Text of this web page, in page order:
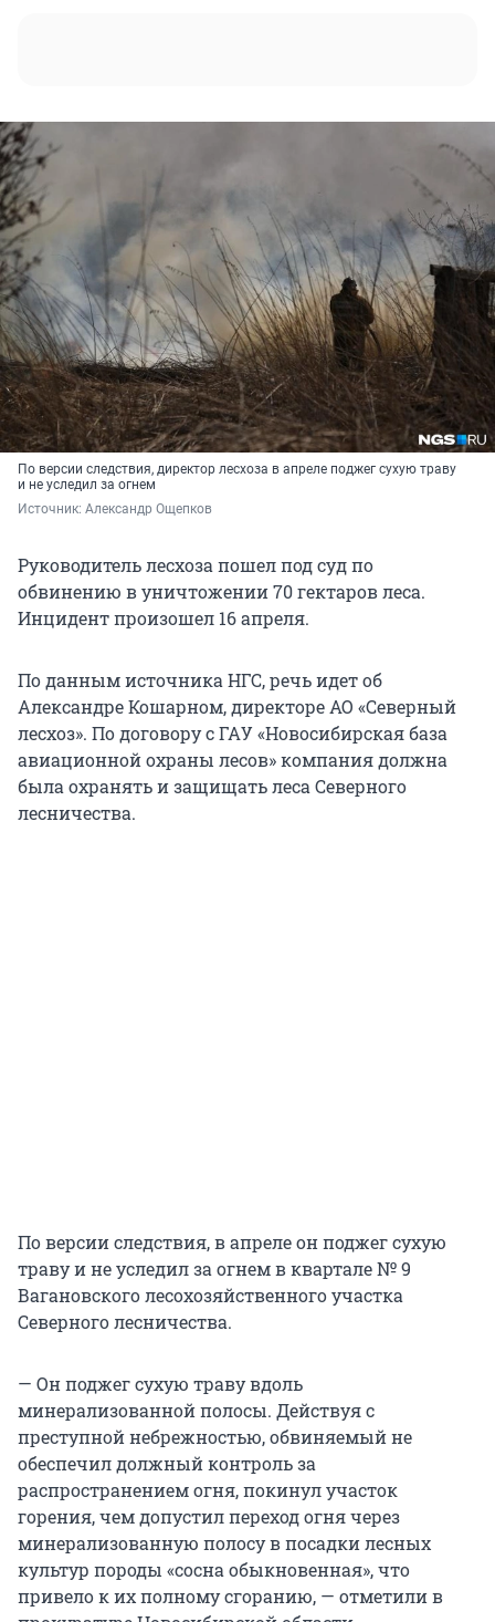
По версии следствия, директор лесхоза в апреле поджег сухую траву
и не уследил за огнем
Источник: Александр Ощепков
Руководитель лесхоза пошел под суд по
обвинению в уничтожении 70 гектаров леса.
Инцидент произошел 16 апреля.
По данным источника НГС, речь идет об
Александре Кошарном, директоре АО «Северный
лесхоз». По договору с ГАУ «Новосибирская база
авиационной охраны лесов» компания должна
была охранять и защищать леса Северного
лесничества.
По версии следствия, в апреле он поджег сухую
траву и не уследил за огнем в квартале № 9
Вагановского лесохозяйственного участка
Северного лесничества.
— Он поджег сухую траву вдоль
минерализованной полосы. Действуя с
преступной небрежностью, обвиняемый не
обеспечил должный контроль за
распространением огня, покинул участок
горения, чем допустил переход огня через
минерализованную полосу в посадки лесных
культур породы «сосна обыкновенная», что
привело к их полному сгоранию, — отметили в